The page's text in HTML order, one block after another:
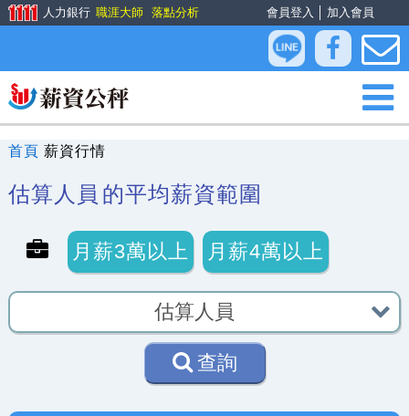
會員登入 加入會員
人力銀行 職涯大師 落點分析
首頁 薪資行情
估算人員 的平均薪資範圍
月薪3萬以上 月薪4萬以上
查詢